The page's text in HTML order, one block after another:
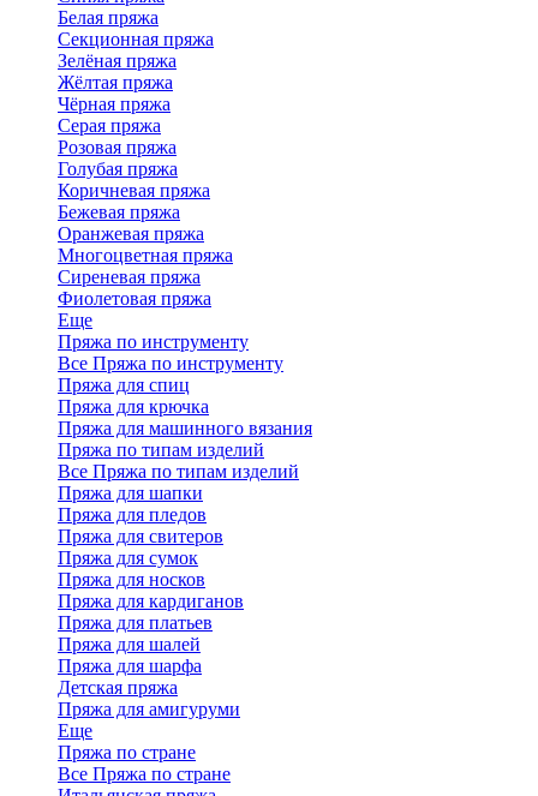
Белая пряжа
Секционная пряжа
Зелёная пряжа
Жёлтая пряжа
Чёрная пряжа
Серая пряжа
Розовая пряжа
Голубая пряжа
Коричневая пряжа
Бежевая пряжа
Оранжевая пряжа
Многоцветная пряжа
Сиреневая пряжа
Фиолетовая пряжа
Еще
Пряжа по инструменту
Все Пряжа по инструменту
Пряжа для спиц
Пряжа для крючка
Пряжа для машинного вязания
Пряжа по типам изделий
Все Пряжа по типам изделий
Пряжа для шапки
Пряжа для пледов
Пряжа для свитеров
Пряжа для сумок
Пряжа для носков
Пряжа для кардиганов
Пряжа для платьев
Пряжа для шалей
Пряжа для шарфа
Детская пряжа
Пряжа для амигуруми
Еще
Пряжа по стране
Все Пряжа по стране